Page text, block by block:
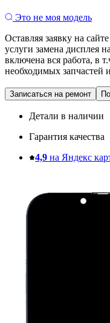
Это не моя модель
Оставляя заявку на
услуги замена дисплея
включена вся работа, в
необходимых запчастей
Записаться на ремонт
Детали в наличии
Гарантия качества
4,9 на Яндекс